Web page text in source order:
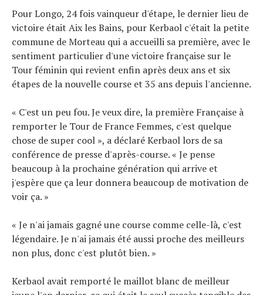
Pour Longo, 24 fois vainqueur d'étape, le dernier lieu de
victoire était Aix les Bains, pour Kerbaol c'était la petite
commune de Morteau qui a accueilli sa première, avec le
sentiment particulier d'une victoire française sur le
Tour féminin qui revient enfin après deux ans et six
étapes de la nouvelle course et 35 ans depuis l'ancienne.
« C'est un peu fou. Je veux dire, la première Française à
remporter le Tour de France Femmes, c'est quelque
chose de super cool », a déclaré Kerbaol lors de sa
conférence de presse d'après-course. « Je pense
beaucoup à la prochaine génération qui arrive et
j'espère que ça leur donnera beaucoup de motivation de
voir ça. »
« Je n'ai jamais gagné une course comme celle-là, c'est
légendaire. Je n'ai jamais été aussi proche des meilleurs
non plus, donc c'est plutôt bien. »
Kerbaol avait remporté le maillot blanc de meilleur